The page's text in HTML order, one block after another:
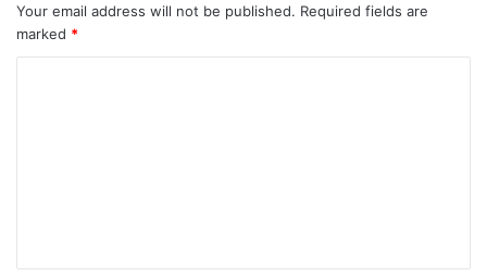
Your email address will not be published. Required fields are
marked *
t